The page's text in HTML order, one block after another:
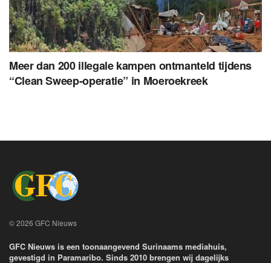
Meer dan 200 illegale kampen ontmanteld tijdens
“Clean Sweep-operatie” in Moeroekreek
© 2026 GFC Nieuws
GFC Nieuws is een toonaangevend Surinaams mediahuis,
gevestigd in Paramaribo. Sinds 2010 brengen wij dagelijks